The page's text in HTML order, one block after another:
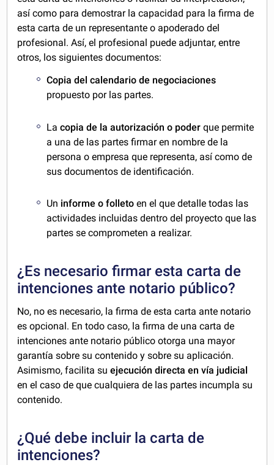
así como para demostrar la capacidad para la firma de
esta carta de un representante o apoderado del
profesional. Así, el profesional puede adjuntar, entre
otros, los siguientes documentos:
Copia del calendario de negociaciones
propuesto por las partes.
Lacopia de la autorización o poderque permite
a una de las partes firmar en nombre de la
persona o empresa que representa, así como de
sus documentos de identificación.
Un informe o folletoen el que detalle todas las
actividades incluidas dentro del proyecto que las
partes se comprometen a realizar.
¿Es necesario firmar esta carta de
intenciones ante notario público?
No, no es necesario, la firma de esta carta ante notario
es opcional. En todo caso, la firma de una carta de
intenciones ante notario público otorga una mayor
garantía sobre su contenido y sobre su aplicación.
Asimismo, facilita suejecución directa en vía judicial
en el caso de que cualquiera de las partes incumpla su
contenido.
¿Qué debe incluir la carta de
intenciones?